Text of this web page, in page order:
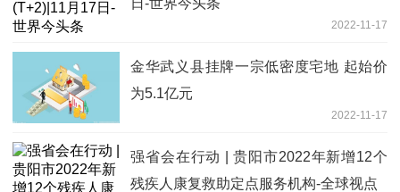
2022-11-17
金华武义县挂牌一宗低密度宅地 起始价
为5.1亿元
2022-11-17
强省会在行动 | 贵阳市2022年新增12个
残疾人康复救助定点服务机构-全球视点